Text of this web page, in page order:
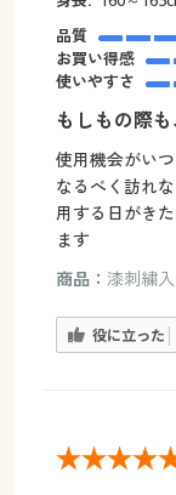
品質
お買い得感
使いやすさ
もしもの際
使用機会がい
なるべく訪れ
用する日がき
ます
商品： 漆刺繍
役に立った